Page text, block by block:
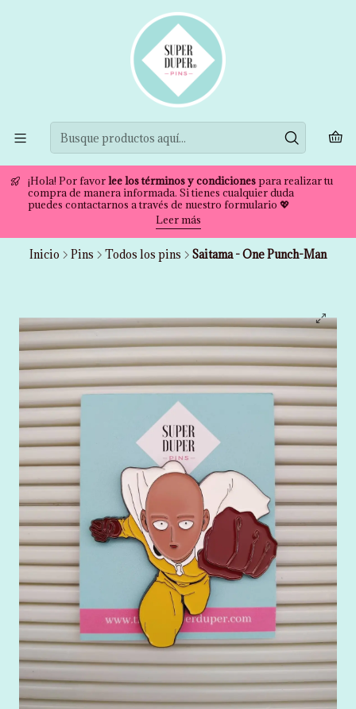
¡Hola! Por favorlee los términos y condicionespara realizar tu
compra de manera informada. Si tienes cualquier duda
puedes contactarnos a través de nuestro formulario 💖
Leer más
Inicio Pins Todos los pins Saitama - One Punch-Man